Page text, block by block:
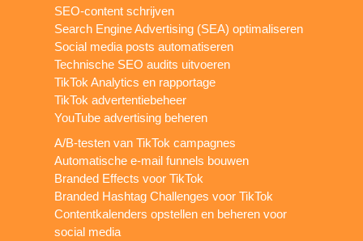
SEO-content schrijven
Search Engine Advertising (SEA) optimaliseren
Social media posts automatiseren
Technische SEO audits uitvoeren
TikTok Analytics en rapportage
TikTok advertentiebeheer
YouTube advertising beheren
A/B-testen van TikTok campagnes
Automatische e-mail funnels bouwen
Branded Effects voor TikTok
Branded Hashtag Challenges voor TikTok
Contentkalenders opstellen en beheren voor
social media